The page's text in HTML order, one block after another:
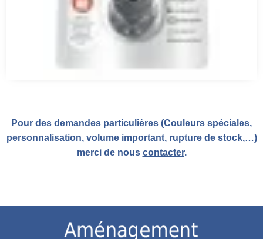
Pour des demandes particulières (Couleurs spéciales,
personnalisation, volume important, rupture de stock,…)
merci de nous contacter.